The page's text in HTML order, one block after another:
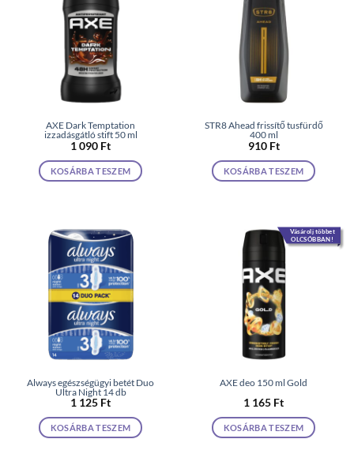
AXE Dark Temptation
izzadásgátló stift 50 ml
1 090 Ft
KOSÁRBA TESZEM
STR8 Ahead frissítő tusfürdő
400 ml
910 Ft
KOSÁRBA TESZEM
Always egészségügyi betét Duo
Ultra Night 14 db
1 125 Ft
KOSÁRBA TESZEM
Vásárolj többet
OLCSÓBBAN!
AXE deo 150 ml Gold
1 165 Ft
KOSÁRBA TESZEM